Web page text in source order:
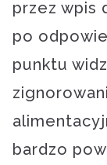
przez wpis
po
punktu
bardzo